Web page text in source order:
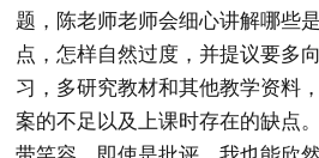
题，陈老师老师会细心讲解哪些
点，怎样自然过度，并提议要多
习，多研究教材和其他教学资料
案的不足以及上课时存在的缺点